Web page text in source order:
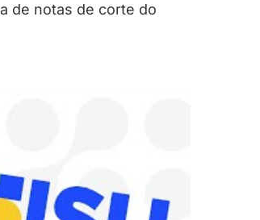
de notas de corte do